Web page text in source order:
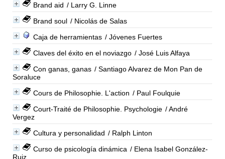
Brand aid / Larry G. Linne
Brand soul / Nicolás de Salas
Caja de herramientas / Jóvenes Fuertes
Claves del éxito en el noviazgo / José Luis Alfaya
Con ganas, ganas / Santiago Alvarez de Mon Pan de
Soraluce
Cours de Philosophie. L'action / Paul Foulquie
Court-Traité de Philosophie. Psychologie / André
Vergez
Cultura y personalidad / Ralph Linton
Curso de psicología dinámica / Elena Isabel González-
Ruiz